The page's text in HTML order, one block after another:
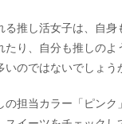
る推し活女子は、自身
たり、自分も推しのよ
のではないでしょう
の担当カラー「ピンク